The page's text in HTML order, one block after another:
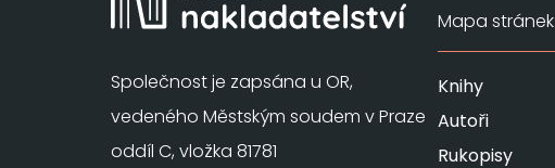
Společnost je zapsána u OR,
vedeného Městským soudem v Praze
oddíl C, vložka 81781
Mapa stránek
Knihy
Autoři
Rukopisy